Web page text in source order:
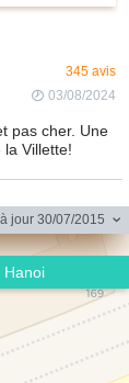
345 avis
03/08/2024
pas cher. Une
Villette!
jour 30/07/2015
Hanoi